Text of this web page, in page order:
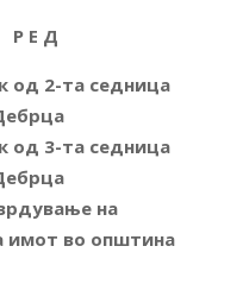
Р Е Д
од 2-та седница
од 3-та седница
на
имот во општина